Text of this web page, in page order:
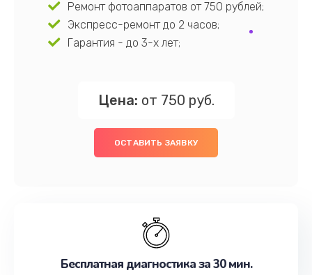
Ремонт фотоаппаратов от 750 рублей;
Экспресс-ремонт до 2 часов;
Гарантия - до 3-х лет;
Цена: от 750 руб.
ОСТАВИТЬ ЗАЯВКУ
Бесплатная диагностика за 30 мин.